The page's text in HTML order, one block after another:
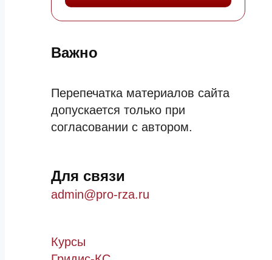
Важно
Перепечатка материалов сайта
допускается только при
согласовании с автором.
Для связи
admin@pro-rza.ru
Курсы